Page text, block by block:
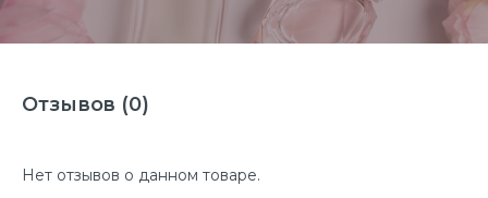
Отзывов (0)
Нет отзывов о данном товаре.